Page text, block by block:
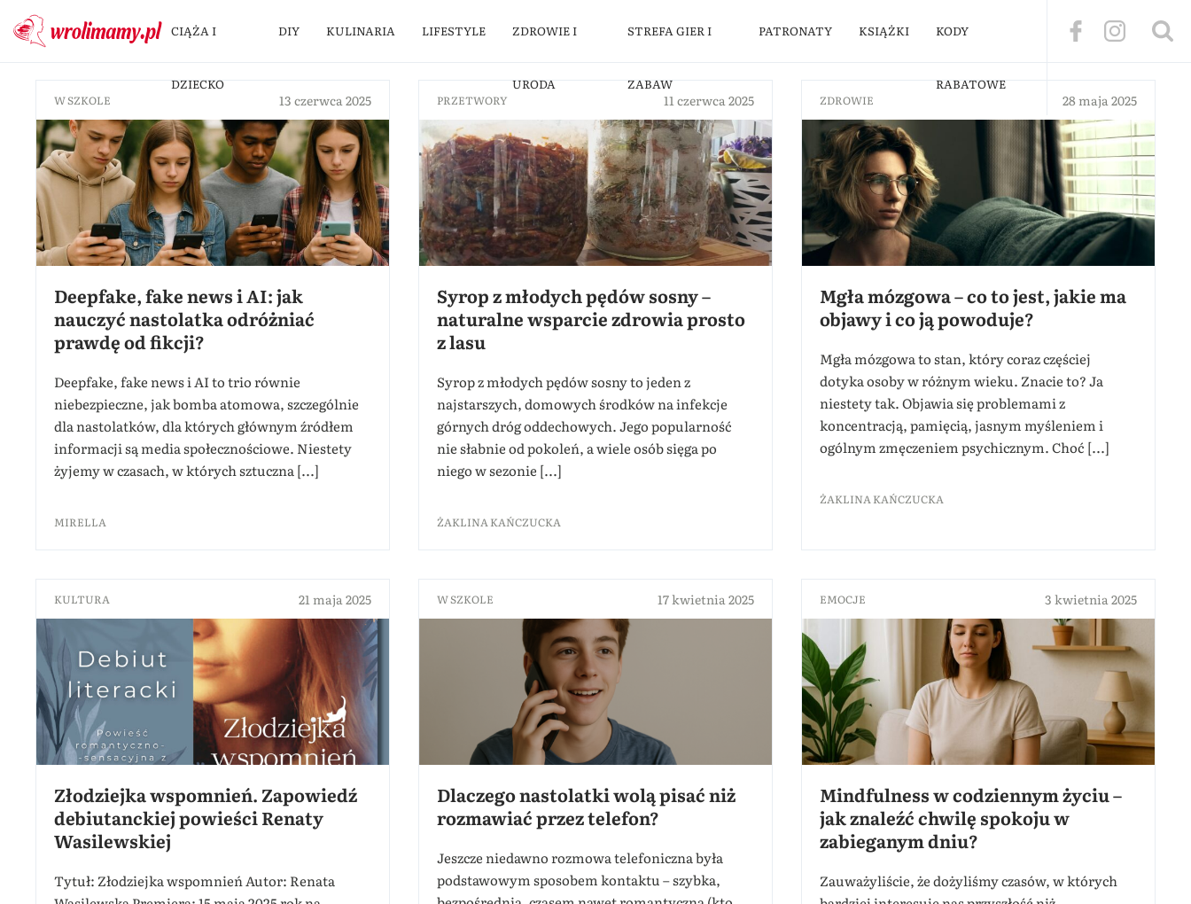
CIĄŻA I
DZIECKO
DIY KULINARIA LIFESTYLE ZDROWIE I
URODA
STREFA GIER I
ZABAW
PATRONATY KSIĄŻKI KODY
RABATOWE
W SZKOLE 13 czerwca 2025
Deepfake, fake news i AI: jak
nauczyć nastolatka odróżniać
prawdę od fikcji?
Deepfake, fake news i AI to trio równie
niebezpieczne, jak bomba atomowa, szczególnie
dla nastolatków, dla których głównym źródłem
informacji są media społecznościowe. Niestety
żyjemy w czasach, w których sztuczna [...]
MIRELLA
PRZETWORY 11 czerwca 2025
Syrop z młodych pędów sosny –
naturalne wsparcie zdrowia prosto
z lasu
Syrop z młodych pędów sosny to jeden z
najstarszych, domowych środków na infekcje
górnych dróg oddechowych. Jego popularność
nie słabnie od pokoleń, a wiele osób sięga po
niego w sezonie [...]
ŻAKLINA KAŃCZUCKA
ZDROWIE 28 maja 2025
Mgła mózgowa – co to jest, jakie ma
objawy i co ją powoduje?
Mgła mózgowa to stan, który coraz częściej
dotyka osoby w różnym wieku. Znacie to? Ja
niestety tak. Objawia się problemami z
koncentracją, pamięcią, jasnym myśleniem i
ogólnym zmęczeniem psychicznym. Choć [...]
ŻAKLINA KAŃCZUCKA
KULTURA 21 maja 2025
Złodziejka wspomnień. Zapowiedź
debiutanckiej powieści Renaty
Wasilewskiej
Tytuł: Złodziejka wspomnień Autor: Renata
W SZKOLE 17 kwietnia 2025
Dlaczego nastolatki wolą pisać niż
rozmawiać przez telefon?
Jeszcze niedawno rozmowa telefoniczna była
podstawowym sposobem kontaktu – szybka,
EMOCJE 3 kwietnia 2025
Mindfulness w codziennym życiu –
jak znaleźć chwilę spokoju w
zabieganym dniu?
Zauważyliście, że dożyliśmy czasów, w których